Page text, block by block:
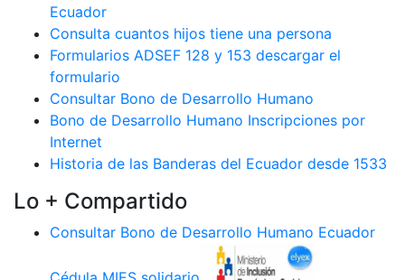
Ecuador
Consulta cuantos hijos tiene una persona
Formularios ADSEF 128 y 153 descargar el
formulario
Consultar Bono de Desarrollo Humano
Bono de Desarrollo Humano Inscripciones por
Internet
Historia de las Banderas del Ecuador desde 1533
Lo + Compartido
Consultar Bono de Desarrollo Humano Ecuador